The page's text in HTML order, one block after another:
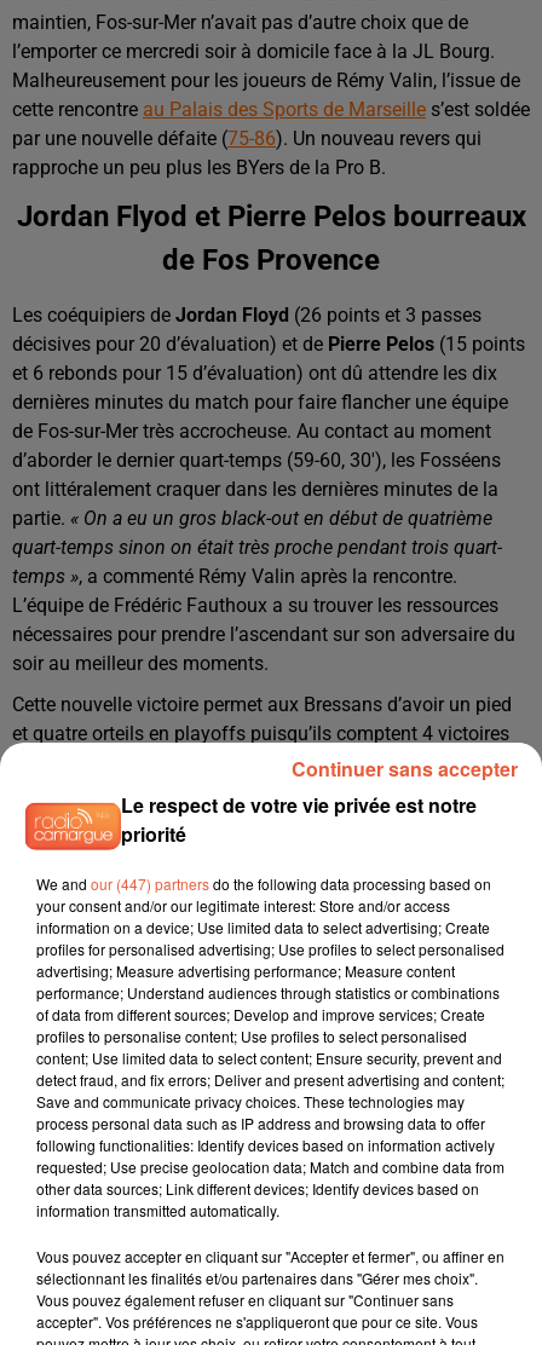
maintien, Fos-sur-Mer n’avait pas d’autre choix que de
l’emporter ce mercredi soir à domicile face à la JL Bourg.
Malheureusement pour les joueurs de Rémy Valin, l’issue de
cette rencontre au Palais des Sports de Marseille s’est soldée
par une nouvelle défaite (75-86). Un nouveau revers qui
rapproche un peu plus les BYers de la Pro B.
Jordan Flyod et Pierre Pelos bourreaux
de Fos Provence
Les coéquipiers de Jordan Floyd (26 points et 3 passes
décisives pour 20 d’évaluation) et de Pierre Pelos (15 points
et 6 rebonds pour 15 d’évaluation) ont dû attendre les dix
dernières minutes du match pour faire flancher une équipe
de Fos-sur-Mer très accrocheuse. Au contact au moment
d’aborder le dernier quart-temps (59-60, 30′), les Fosséens
ont littéralement craquer dans les dernières minutes de la
partie. « On a eu un gros black-out en début de quatrième
quart-temps sinon on était très proche pendant trois quart-
temps », a commenté Rémy Valin après la rencontre.
L’équipe de Frédéric Fauthoux a su trouver les ressources
nécessaires pour prendre l’ascendant sur son adversaire du
soir au meilleur des moments.
Cette nouvelle victoire permet aux Bressans d’avoir un pied
et quatre orteils en playoffs puisqu’ils comptent 4 victoires
d’avance sur Paris et Roanne à 4 journées de la fin. A
défaites de retard sur le premier non relégable.« Pour le
maintien, il faudra gagner les 4 derniers matches
simplement Rémy Valin.
Le respect de votre vie privée est notre
priorité
We and our (447) partnersdo the following data processing based on
your consent and/or our legitimate interest: Store and/or access
information on a device; Use limited data to select advertising; Create
profiles for personalised advertising; Use profiles to select personalised
advertising; Measure advertising performance; Measure content
performance; Understand audiences through statistics or combinations
of data from different sources; Develop and improve services; Create
profiles to personalise content; Use profiles to select personalised
content; Use limited data to select content; Ensure security, prevent and
detect fraud, and fix errors; Deliver and present advertising and content;
Save and communicate privacy choices. These technologies may
process personal data such as IP address and browsing data to offer
following functionalities: Identify devices based on information actively
requested; Use precise geolocation data; Match and combine data from
other data sources; Link different devices; Identify devices based on
information transmitted automatically.
Vous pouvez accepter en cliquant sur "Accepter et fermer", ou affiner en
sélectionnant les finalités et/ou partenaires dans "Gérer mes choix".
Vous pouvez également refuser en cliquant sur "Continuer sans
accepter". Vos préférences ne s'appliqueront que pour ce site. Vous
Continuer sans accepter